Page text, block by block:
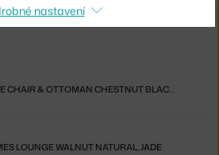
EAMES LOUNGE CHAIR & OTTOMAN CHESTNUT BLACK, NERO
LOUNGE WALNUT NATURAL, JADE
nastavení